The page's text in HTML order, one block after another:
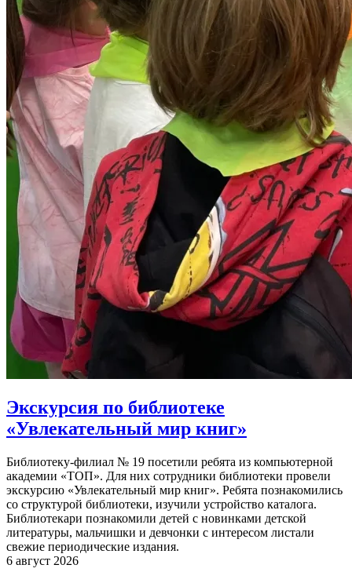
Экскурсия по библиотеке
«Увлекательный мир книг»
Библиотеку-филиал № 19 посетили ребята из компьютерной
академии «ТОП». Для них сотрудники библиотеки провели
экскурсию «Увлекательный мир книг». Ребята познакомились
со структурой библиотеки, изучили устройство каталога.
Библиотекари познакомили детей с новинками детской
литературы, мальчишки и девчонки с интересом листали
свежие периодические издания.
6 август 2026